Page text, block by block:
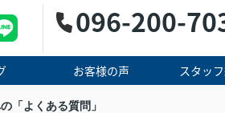
096-200-
お客様の声 スタッ
「よくある質問」